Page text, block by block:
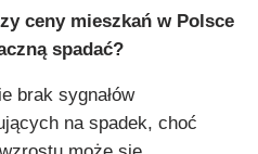
ceny mieszkań w Polsce
spadać?
brak sygnałów
na spadek, choć